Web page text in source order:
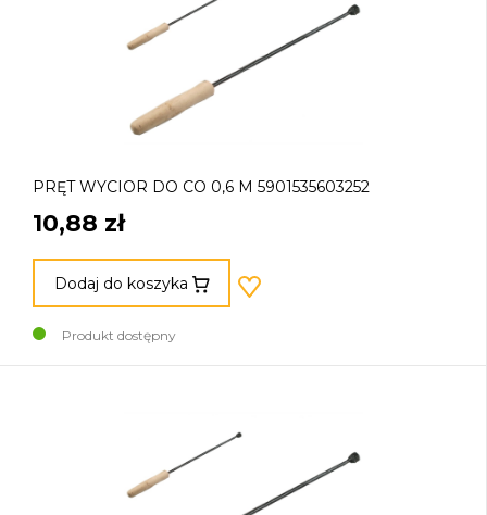
PRĘT WYCIOR DO CO 0,6 M 5901535603252
10,88 zł
Dodaj do koszyka
Produkt dostępny